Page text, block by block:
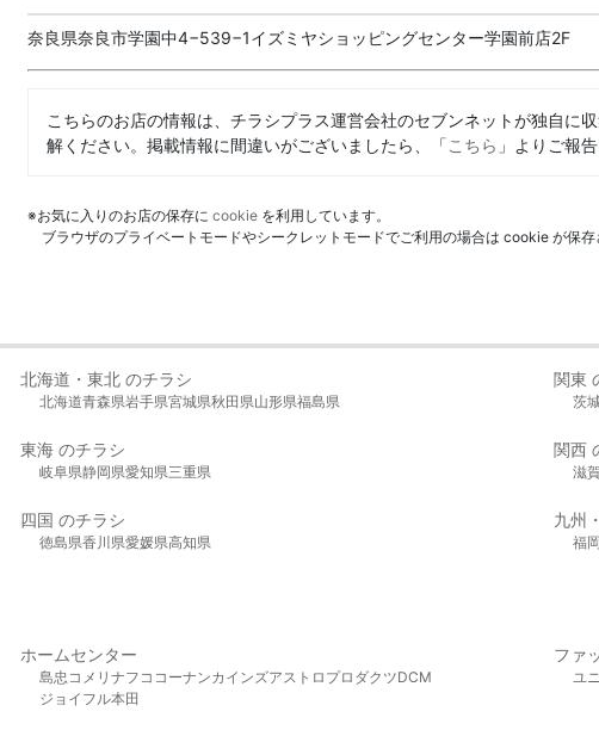
奈良県奈良市学園中4−539−1イズミヤショッピングセンター学園前店2F
こちらのお店の情報は、チラシプラス運営会社のセブンネットが独自に
解ください。掲載情報に間違いがございましたら、「こちら 」よりご報
※お気に入りのお店の保存に cookie を利用しています。
ブラウザのプライベートモードやシークレットモードでご利用の場合は cookie が保
北海道・東北 のチラシ
北海道青森県岩手県宮城県秋田県山形県福島県
関東
茨
東海 のチラシ
岐阜県静岡県愛知県三重県
関西
滋
四国 のチラシ
徳島県香川県愛媛県高知県
九州
福
ホームセンター
島忠 コメリ ナフコ コーナンカインズアストロプロダクツDCM
ジョイフル本田
ファ
ユ